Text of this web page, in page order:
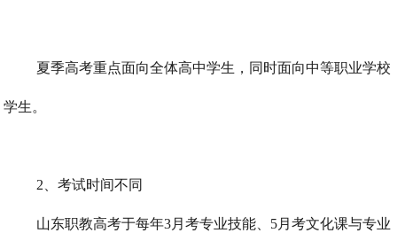
夏季高考重点面向全体高中学生，同时面向中等职业学校
学生。
2、考试时间不同
山东职教高考于每年3月考专业技能、5月考文化课与专业